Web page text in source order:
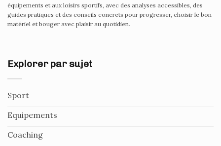
équipements et aux loisirs sportifs, avec des analyses accessibles, des
guides pratiques et des conseils concrets pour progresser, choisir le bon
matériel et bouger avec plaisir au quotidien.
Explorer par sujet
Sport
Equipements
Coaching